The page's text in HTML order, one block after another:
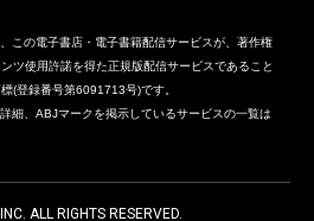
この電子書店・電子書籍配信サービスが、著作権
ツ使用許諾を得た正規版配信サービスであること
(登録番号第6091713号)です。
細、ABJマークを掲示しているサービスの一覧は
ALL RIGHTS RESERVED.